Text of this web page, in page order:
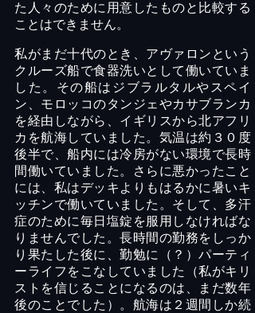
た人々のために用意したものと比較する
ことはできません。
私がまだ十代のとき、アヴァロンという
クルーズ船で食器洗いとして働いていま
した。その船はジブラルタルやスペイ
ン、モロッコのタンジェやカサブランカ
を経由しながら、イギリスから北アフリ
カを航海していました。気温は約３０度
後半で、船内には冷房がない環境で長時
間働いていました。さらに悪かったこと
には、私はデッキよりもはるかに暑いキ
ッチンで働いていました。そして、多汗
症のために毎日塩錠を服用しなければな
りませんでした。長時間の勤務をしっか
り果たした後に、勤勉に（？）パーティ
ーライフをこなしていました（私がキリ
ストを信じることになるのは、まだ数年
後のことでした）。航海は２週間しか続